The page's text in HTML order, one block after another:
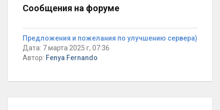
Сообщения на форуме
Предложения и пожелания по улучшению сервера)
Дата: 7 марта 2025 г, 07:36
Автор: Fenya Fernando